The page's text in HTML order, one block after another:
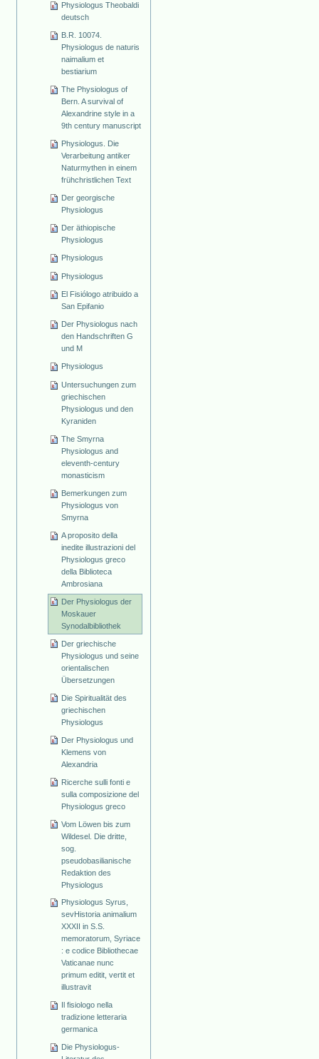
Physiologus Theobaldi
deutsch
B.R. 10074.
Physiologus de naturis
naimalium et
bestiarium
The Physiologus of
Bern. A survival of
Alexandrine style in a
9th century manuscript
Physiologus. Die
Verarbeitung antiker
Naturmythen in einem
frühchristlichen Text
Der georgische
Physiologus
Der äthiopische
Physiologus
Physiologus
Physiologus
El Fisiólogo atribuido a
San Epifanio
Der Physiologus nach
den Handschriften G
und M
Physiologus
Untersuchungen zum
griechischen
Physiologus und den
Kyraniden
The Smyrna
Physiologus and
eleventh-century
monasticism
Bemerkungen zum
Physiologus von
Smyrna
A proposito della
inedite illustrazioni del
Physiologus greco
della Biblioteca
Ambrosiana
Der Physiologus der
Moskauer
Synodalbibliothek
Der griechische
Physiologus und seine
orientalischen
Übersetzungen
Die Spiritualität des
griechischen
Physiologus
Der Physiologus und
Klemens von
Alexandria
Ricerche sulli fonti e
sulla composizione del
Physiologus greco
Vom Löwen bis zum
Wildesel. Die dritte,
sog.
pseudobasilianische
Redaktion des
Physiologus
Physiologus Syrus,
sevHistoria animalium
XXXII in S.S.
memoratorum, Syriace
: e codice Bibliothecae
Vaticanae nunc
primum editit, vertit et
illustravit
Il fisiologo nella
tradizione letteraria
germanica
Die Physiologus-